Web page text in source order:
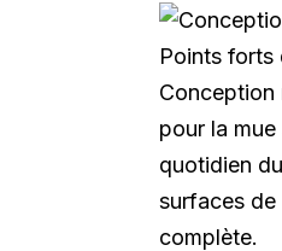
Points forts
Conception
pour la
quotidien
surfaces de
complète.